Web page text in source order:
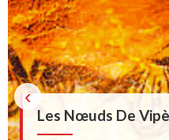
Les Nœuds De
‹